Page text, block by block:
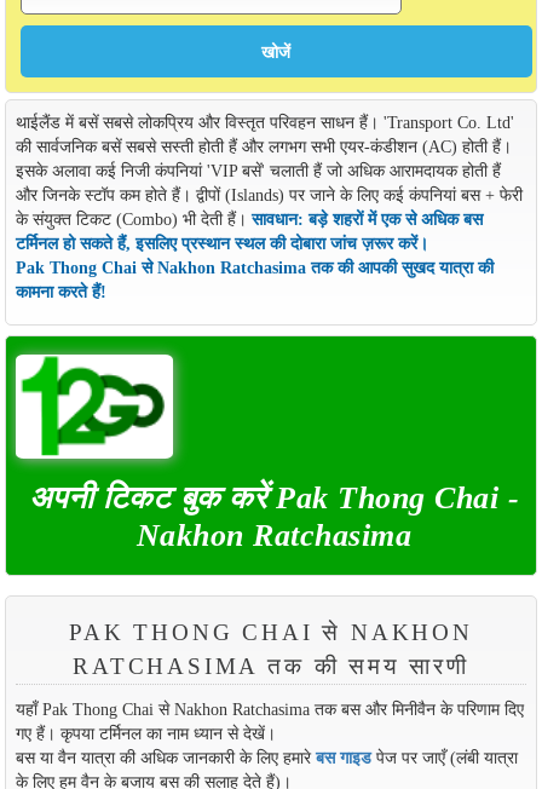
थाईलैंड में बसें सबसे लोकप्रिय और विस्तृत परिवहन साधन हैं। 'Transport Co. Ltd'
की सार्वजनिक बसें सबसे सस्ती होती हैं और लगभग सभी एयर-कंडीशन (AC) होती हैं।
इसके अलावा कई निजी कंपनियां 'VIP बसें' चलाती हैं जो अधिक आरामदायक होती हैं
और जिनके स्टॉप कम होते हैं। द्वीपों (Islands) पर जाने के लिए कई कंपनियां बस + फेरी
के संयुक्त टिकट (Combo) भी देती हैं।सावधान: बड़े शहरों में एक से अधिक बस
टर्मिनल हो सकते हैं, इसलिए प्रस्थान स्थल की दोबारा जांच ज़रूर करें।
Pak Thong Chai से Nakhon Ratchasima तक की आपकी सुखद यात्रा की
कामना करते हैं!
अपनी टिकट बुक करें Pak Thong Chai -
Nakhon Ratchasima
PAK THONG CHAI से NAKHON
RATCHASIMA तक की समय सारणी
यहाँ Pak Thong Chai से Nakhon Ratchasima तक बस और मिनीवैन के परिणाम दिए
गए हैं। कृपया टर्मिनल का नाम ध्यान से देखें।
बस या वैन यात्रा की अधिक जानकारी के लिए हमारेबस गाइडपेज पर जाएँ (लंबी यात्रा
के लिए हम वैन के बजाय बस की सलाह देते हैं)।